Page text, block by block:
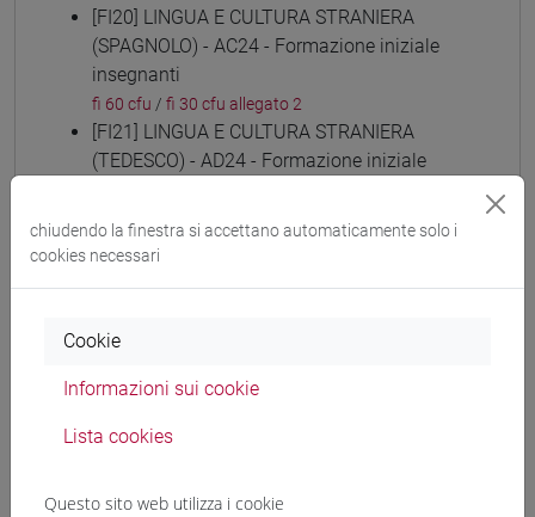
[FI20] LINGUA E CULTURA STRANIERA
(SPAGNOLO) - AC24 - Formazione iniziale
insegnanti
fi 60 cfu / fi 30 cfu allegato 2
[FI21] LINGUA E CULTURA STRANIERA
(TEDESCO) - AD24 - Formazione iniziale
[FI22] LINGUE E CULTURE STRANIERE NEGLI
fi 60 cfu
(CINESE) - AI24 - Formazione iniziale
fi 60 cfu/fi 30 cfu allegato 2
ISTITUTI DI ISTRUZIONE DI II GRADO
chiudendo la finestra si accettano automaticamente solo i
cookies necessari
Cookie
Informazioni sui cookie
Lista cookies
Questo sito web utilizza i cookie